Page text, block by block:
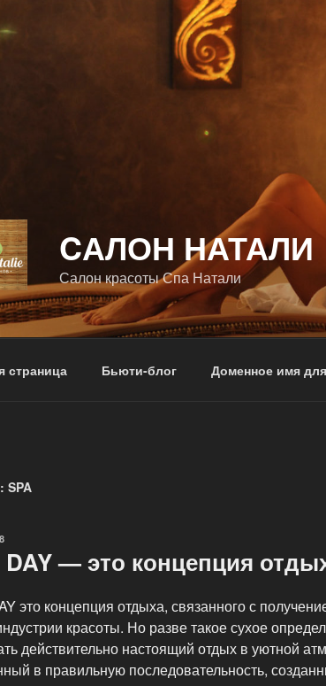
CАЛОН НАТАЛИ
Салон красоты Спа Натали
страница Бьюти-блог Доменное имя
SPA
DAY — это концепция
это концепция отдыха, связанного с
красоты. Но разве такое сухое
действительно настоящий отдых в уютной
в правильную последовательность,